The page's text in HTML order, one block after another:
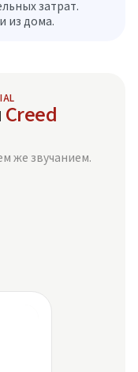
затрат.
из дома.
Creed
же звучанием.